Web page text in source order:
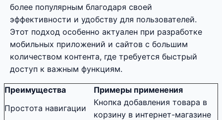
более популярным благодаря своей
эффективности и удобству для пользователей.
Этот подход особенно актуален при разработке
мобильных приложений и сайтов с большим
количеством контента, где требуется быстрый
доступ к важным функциям.
Преимущества
Примеры применения
Простота навигации
Кнопка добавления товара в
корзину в интернет-магазине